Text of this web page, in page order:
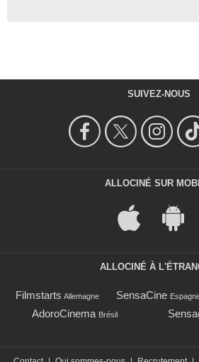
SUIVEZ-NOUS
ALLOCINÉ SUR
ALLOCINÉ À
Filmstarts Allemagne SensaCine
AdoroCinema Brésil